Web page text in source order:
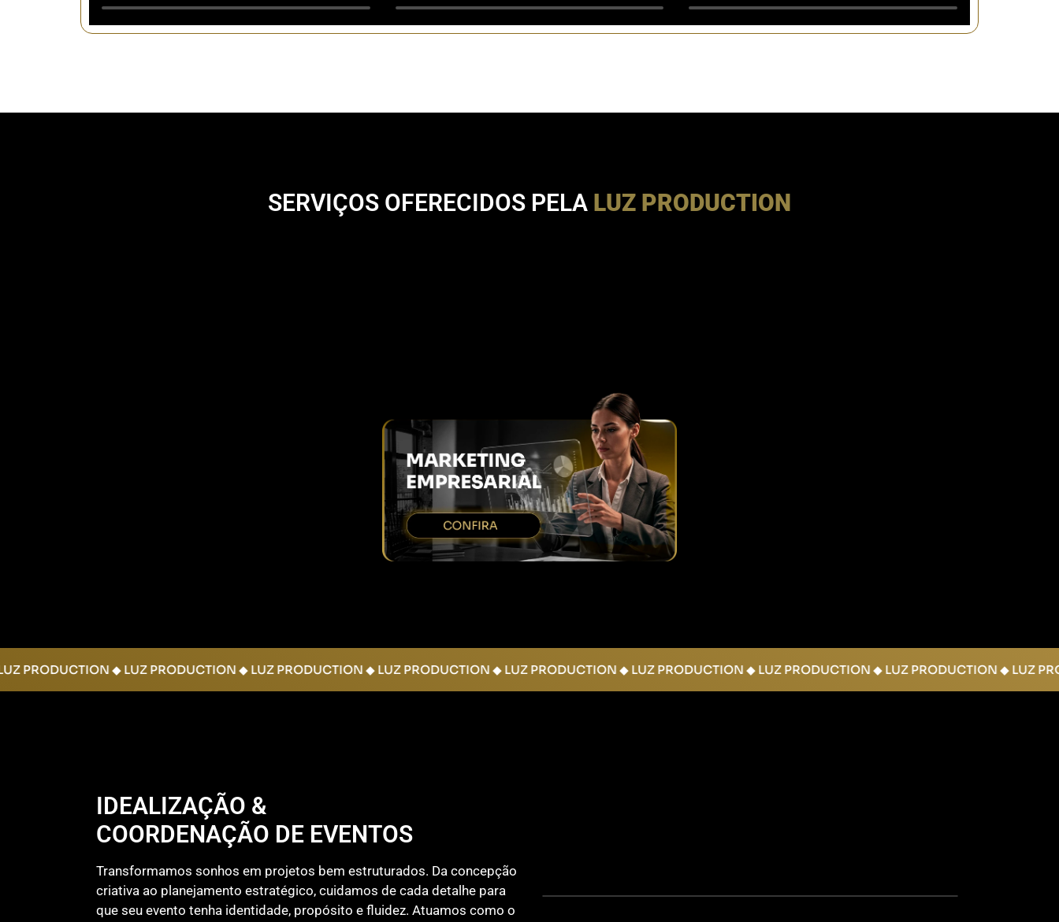
SERVIÇOS OFERECIDOS PELA LUZ PRODUCTION
LUZ PRODUCTION ◆ LUZ PRODUCTION ◆ LUZ PRODUCTION ◆ LUZ PRODUCTION ◆ LUZ PRODUCTION ◆ LUZ PRODUCTION ◆ LUZ PRODUCTION ◆ LUZ PRODUCTION ◆
IDEALIZAÇÃO &
COORDENAÇÃO DE EVENTOS
​​Transformamos sonhos em projetos bem estruturados. Da concepção
criativa ao planejamento estratégico, cuidamos de cada detalhe para
que seu evento tenha identidade, propósito e fluidez. Atuamos como o